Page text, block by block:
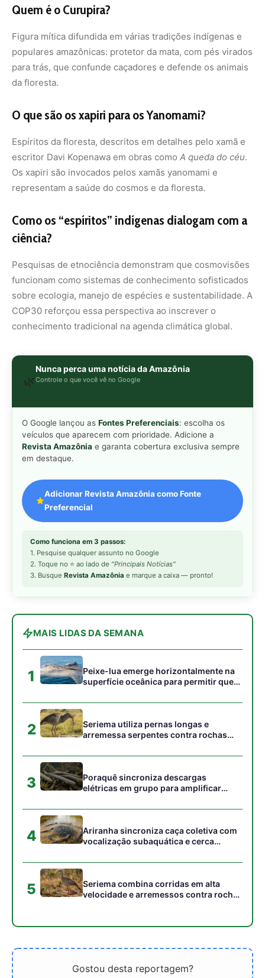
Quem é o Curupira?
Figura mítica difundida em várias tradições indígenas e
populares amazônicas: protetor da mata, com pés virados
para trás, que confunde caçadores e defende os animais
da floresta.
O que são os xapiri para os Yanomami?
Espíritos da floresta, descritos em detalhes pelo xamã e
escritor Davi Kopenawa em obras como A queda do céu.
Os xapiri são invocados pelos xamãs yanomami e
representam a saúde do cosmos e da floresta.
Como os “espíritos” indígenas dialogam com a
ciência?
Pesquisas de etnociência demonstram que cosmovisões
funcionam como sistemas de conhecimento sofisticados
sobre ecologia, manejo de espécies e sustentabilidade. A
COP30 reforçou essa perspectiva ao inscrever o
conhecimento tradicional na agenda climática global.
🌿
Nunca perca uma notícia da Amazônia
Controle o que você vê no Google
O Google lançou as Fontes Preferenciais: escolha os
veículos que aparecem com prioridade. Adicione a
Revista Amazônia e garanta cobertura exclusiva sempre
em destaque.
Adicionar Revista Amazônia como Fonte
Preferencial
Como funciona em 3 passos:
1. Pesquise qualquer assunto no Google
2. Toque no ⭐ ao lado de "Principais Notícias"
3. Busque Revista Amazônia e marque a caixa — pronto!
MAIS LIDAS DA SEMANA
1
Peixe-lua emerge horizontalmente na
superfície oceânica para permitir que
acumulados em sua pele
2
Seriema utiliza pernas longas e
arremessa serpentes contra rochas
campos
3
Poraquê sincroniza descargas
elétricas em grupo para amplificar
peixes maiores na Amazônia
4
Ariranha sincroniza caça coletiva com
vocalização subaquática e cerca
5
Seriema combina corridas em alta
velocidade e arremessos contra rochas
Gostou desta reportagem?